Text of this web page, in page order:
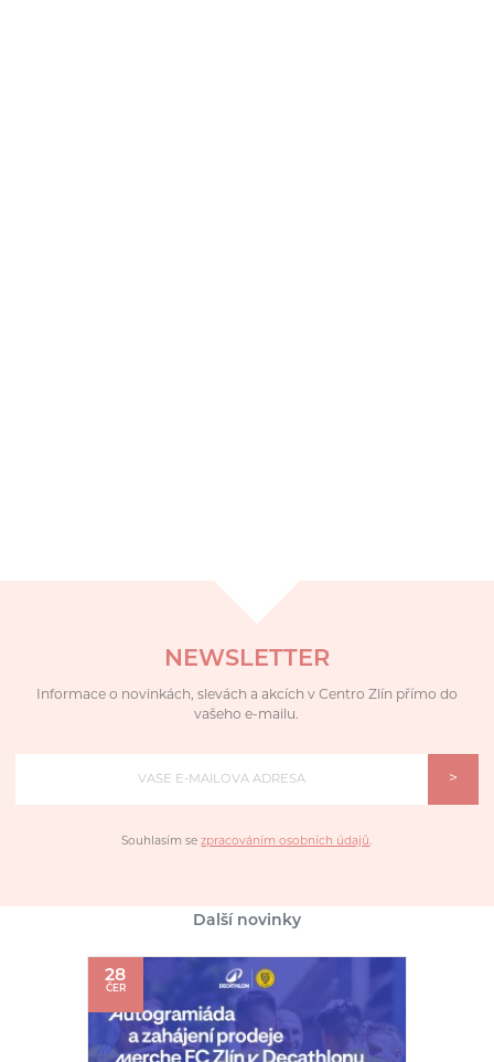
NEWSLETTER
Informace o novinkách, slevách a akcích v Centro Zlín přímo do
vašeho e-mailu.
>
Souhlasím sezpracováním osobních údajů.
Další novinky
28
ČER